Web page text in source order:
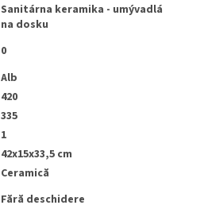
Sanitárna keramika - umývadlá
na dosku
0
Alb
420
335
1
42x15x33,5 cm
Ceramică
Fără deschidere